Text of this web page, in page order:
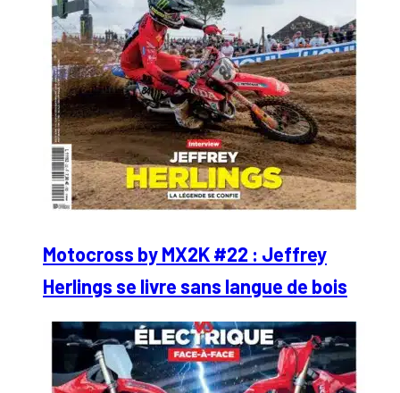
Motocross by MX2K #22 : Jeffrey
Herlings se livre sans langue de bois